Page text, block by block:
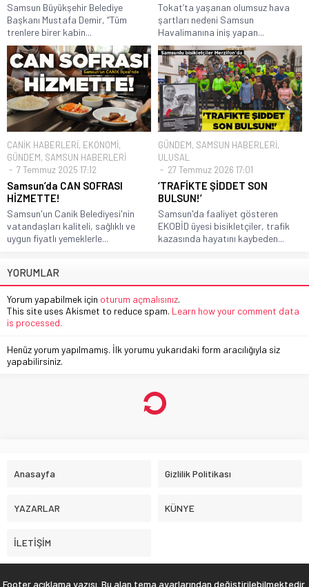
Samsun Büyükşehir Belediye
Başkanı Mustafa Demir, “Tüm
trenlere birer kabin...
Tokat’ta yaşanan olumsuz hava
şartları nedeni Samsun
Havalimanına iniş yapan...
CANİK HABERLERİ, EKONOMİ,
GÜNDEM, SAMSUN HABERLERİ
7 Temmuz 2025 17:12
Samsun’da CAN SOFRASI
HİZMETTE!
Samsun'un Canik Belediyesi'nin
vatandaşları kaliteli, sağlıklı ve
uygun fiyatlı yemeklerle...
GÜNDEM, SAMSUN HABERLERİ,
ULUSAL
27 Temmuz 2026 17:01
‘TRAFİKTE ŞİDDET SON
BULSUN!’
Samsun'da faaliyet gösteren
EKOBİD üyesi bisikletçiler, trafik
kazasında hayatını kaybeden...
YORUMLAR
Yorum yapabilmek için oturum açmalısınız.
This site uses Akismet to reduce spam. Learn how your comment data
is processed.
Henüz yorum yapılmamış. İlk yorumu yukarıdaki form aracılığıyla siz
yapabilirsiniz.
Anasayfa Gizlilik Politikası
YAZARLAR KÜNYE
İLETİŞİM
Footer açıklama yazısı. Bu alan tema ayarlarından değiştirilebilmektedir.